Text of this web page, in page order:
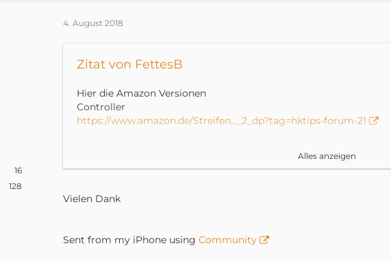
16
128
4. August 2018
Zitat von FettesB
Hier die Amazon Versionen
Controller
https://www.amazon.de/Streifen…_2_dp?tag=hktips-forum-21
Komplett Set gibt es auch
Alles anzeigen
Vielen Dank
Sent from my iPhone using Community